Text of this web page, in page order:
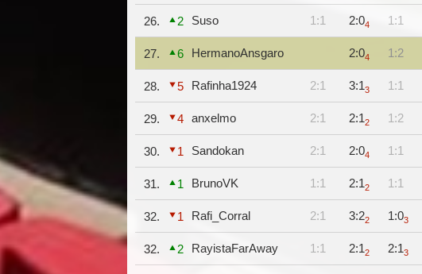
26. 2 Suso 1:1 2:04 1:1
27. 6 HermanoAnsgaro 2:04 1:2
28. 5 Rafinha1924 2:1 3:13 1:1
29. 4 anxelmo 2:1 2:12 1:2
30. 1 Sandokan 2:1 2:04 1:1
31. 1 BrunoVK 1:1 2:12 1:1
32. 1 Rafi_Corral 2:1 3:22 1:03
32. 2 RayistaFarAway 1:1 2:12 2:13